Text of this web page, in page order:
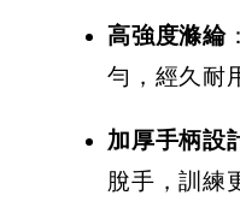
高強度滌綸
勻，經久耐
加厚手柄設
脫手，訓練